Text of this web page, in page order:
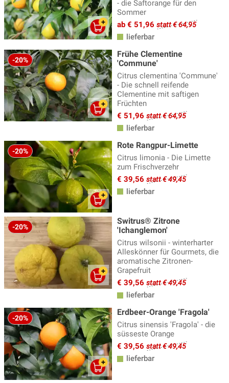
- die Saftorange für den
Sommer
ab € 51,96 statt € 64,95
lieferbar
-20%
Frühe Clementine
'Commune'
Citrus clementina 'Commune'
- Die schnell reifende
Clementine mit saftigen
Früchten
€ 51,96 statt € 64,95
lieferbar
-20%
Rote Rangpur-Limette
Citrus limonia - Die Limette
zum Frischverzehr
€ 39,56 statt € 49,45
lieferbar
-20%
Switrus® Zitrone
'Ichanglemon'
Citrus wilsonii - winterharter
Alleskönner für Gourmets, die
aromatische Zitronen-
Grapefruit
€ 39,56 statt € 49,45
lieferbar
-20%
Erdbeer-Orange 'Fragola'
Citrus sinensis 'Fragola' - die
süsseste Orange
€ 39,56 statt € 49,45
lieferbar